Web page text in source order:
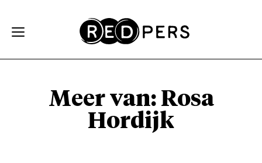
Meer van: Rosa
Hordijk